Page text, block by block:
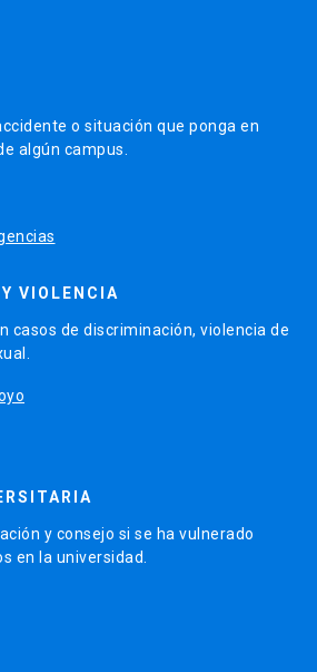
o situación que ponga en
algún campus.
VIOLENCIA
casos de discriminación, violencia de
y consejo si se ha vulnerado
en la universidad.